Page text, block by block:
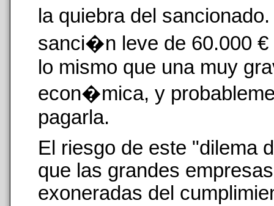
la quiebra del
sanci�n leve de 60.000
lo mismo que una muy
econ�mica, y
pagarla.
El riesgo de este "dilema
que las grandes
exoneradas del